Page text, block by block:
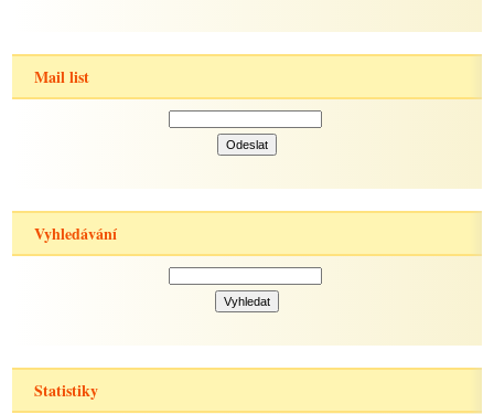
Mail list
Vyhledávání
Statistiky